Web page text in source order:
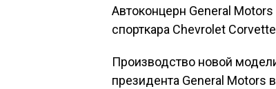
Автоконцерн General
спорткара Chevrolet
Производство новой
президента General Motors